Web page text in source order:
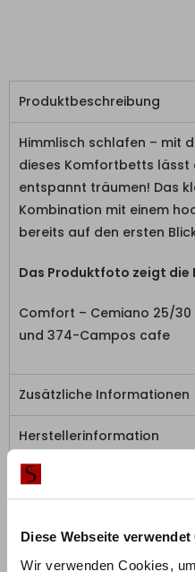
Diese Webseite verwendet
Wir verwenden Cookies,
Produktbeschreibung
Himmlisch schlafen – mit
dieses Komfortbetts lässt
entspannt träumen! Das
Kombination mit einem
bereits auf den ersten
Das Produktfoto zeigt die
Comfort – Cemiano 25/
und 374-Campos cafe
Zusätzliche Informationen
Herstellerinformation
Das sagen